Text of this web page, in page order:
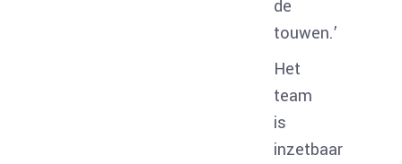
de
touwen.’
Het
team
is
inzetbaar